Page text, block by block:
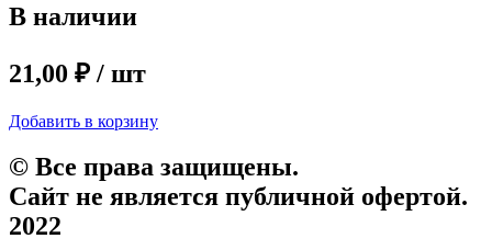
В наличии
21,00 ₽ / шт
Добавить в корзину
© Все права защищены.
Сайт не является публичной офертой.
2022